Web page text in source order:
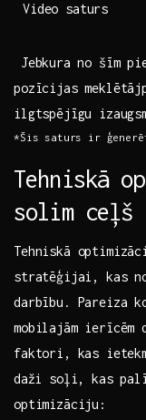
Video saturs
Jebkura⁣ no šīm‌
pozīcijas
ilgtspējīgu
*Šis saturs ir
Tehniskā‍
solim ceļš
Tehniskā
stratēģijai, kas
darbību. Pareiza
mobilajām
faktori, kas
⁣daži soļi, kas
optimizāciju: